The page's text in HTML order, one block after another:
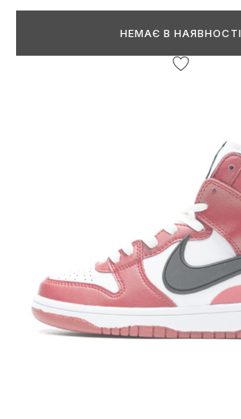
НЕМАЄ В НАЯВНОСТІ